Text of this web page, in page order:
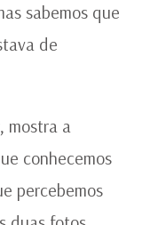
sabemos que
de
mostra a
conhecemos
percebemos